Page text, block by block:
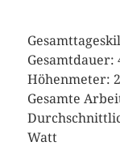
Gesamtdauer:
Höhenmeter:
Gesamte
Watt